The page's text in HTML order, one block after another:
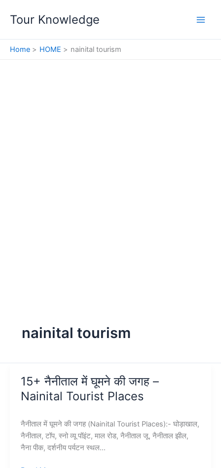
Tour Knowledge
Home HOME nainital tourism
nainital tourism
15+ नैनीताल में घूमने की जगह –
Nainital Tourist Places
नैनीताल में घूमने की जगह (Nainital Tourist Places):- घोड़ाखाल,
नैनीताल, टॉप, स्नो व्यू पॉइंट, माल रोड, नैनीताल जू, नैनीताल झील,
नैना पीक, दर्शनीय पर्यटन स्थल…